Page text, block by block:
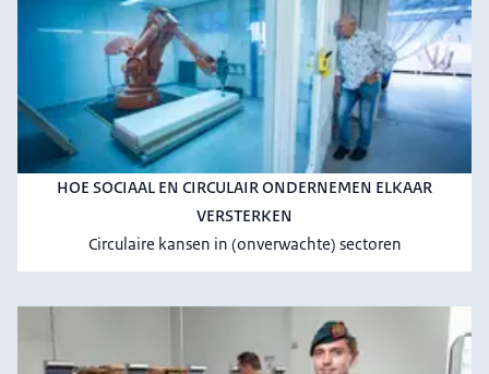
HOE SOCIAAL EN CIRCULAIR ONDERNEMEN ELKAAR
VERSTERKEN
Circulaire kansen in (onverwachte) sectoren